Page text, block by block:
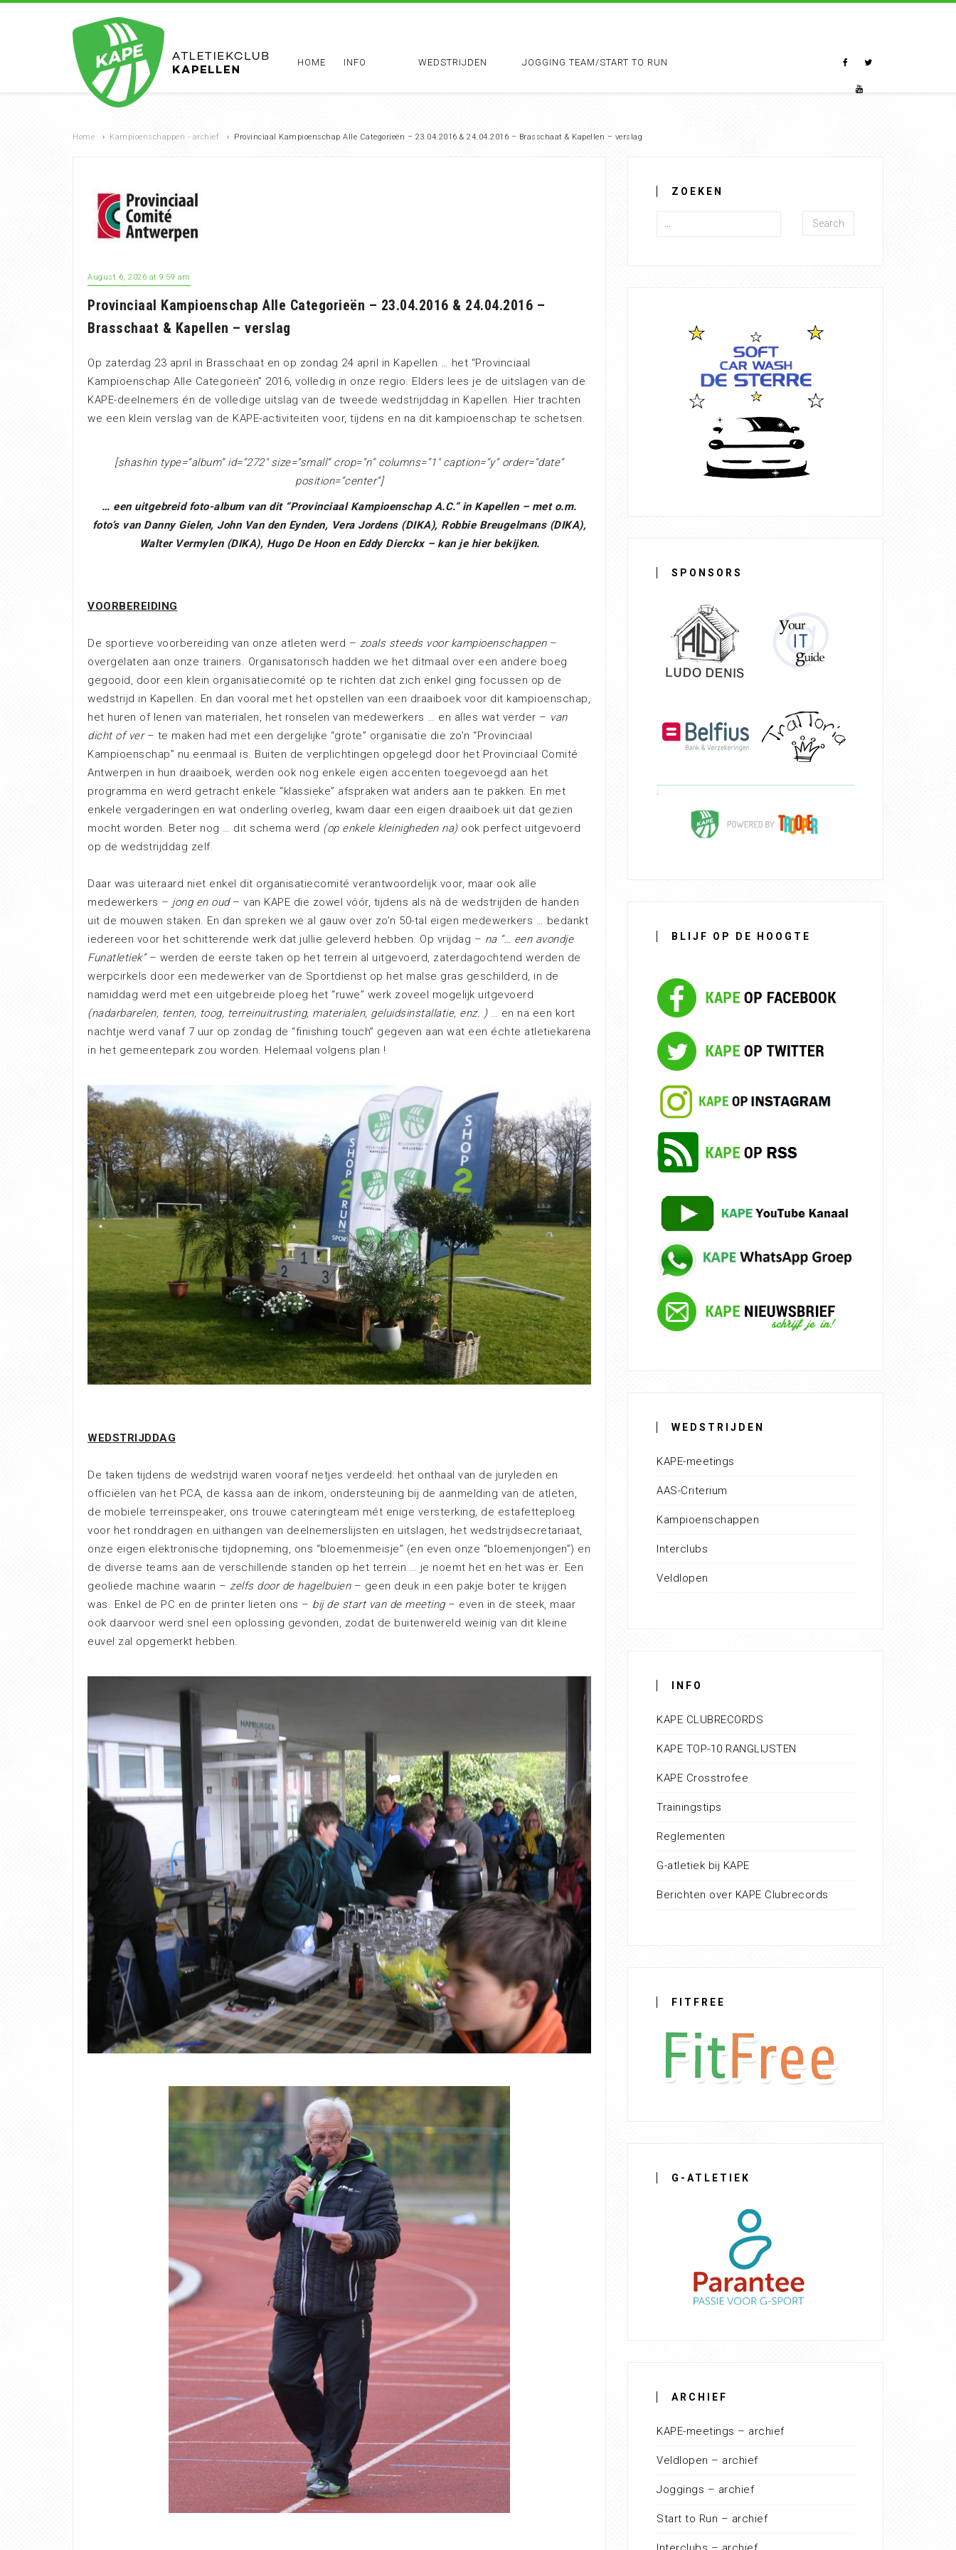
HOME INFO WEDSTRIJDEN JOGGING TEAM/START TO RUN
Home › Kampioenschappen - archief › Provinciaal Kampioenschap Alle Categorieën – 23.04.2016 & 24.04.2016 – Brasschaat & Kapellen – verslag
August 6, 2026 at 9:59 am
Provinciaal Kampioenschap Alle Categorieën – 23.04.2016 & 24.04.2016 –
Brasschaat & Kapellen – verslag
Op zaterdag 23 april in Brasschaat en op zondag 24 april in Kapellen … het “Provinciaal
Kampioenschap Alle Categorieën” 2016, volledig in onze regio. Elders lees je de uitslagen van de
KAPE-deelnemers én de volledige uitslag van de tweede wedstrijddag in Kapellen. Hier trachten
we een klein verslag van de KAPE-activiteiten voor, tijdens en na dit kampioenschap te schetsen.
[shashin type=”album” id=”272″ size=”small” crop=”n” columns=”1″ caption=”y” order=”date”
position=”center”]
… een uitgebreid foto-album van dit “Provinciaal Kampioenschap A.C.” in Kapellen – met o.m.
foto’s van Danny Gielen, John Van den Eynden, Vera Jordens (DIKA), Robbie Breugelmans (DIKA),
Walter Vermylen (DIKA), Hugo De Hoon en Eddy Dierckx – kan je hier bekijken.
VOORBEREIDING
De sportieve voorbereiding van onze atleten werd – zoals steeds voor kampioenschappen–
overgelaten aan onze trainers. Organisatorisch hadden we het ditmaal over een andere boeg
gegooid, door een klein organisatiecomité op te richten dat zich enkel ging focussen op de
wedstrijd in Kapellen. En dan vooral met het opstellen van een draaiboek voor dit kampioenschap,
het huren of lenen van materialen, het ronselen van medewerkers … en alles wat verder – van
dicht of ver– te maken had met een dergelijke “grote” organisatie die zo’n “Provinciaal
Kampioenschap” nu eenmaal is. Buiten de verplichtingen opgelegd door het Provinciaal Comité
Antwerpen in hun draaiboek, werden ook nog enkele eigen accenten toegevoegd aan het
programma en werd getracht enkele “klassieke” afspraken wat anders aan te pakken. En met
enkele vergaderingen en wat onderling overleg, kwam daar een eigen draaiboek uit dat gezien
mocht worden. Beter nog … dit schema werd (op enkele kleinigheden na)ook perfect uitgevoerd
op de wedstrijddag zelf.
Daar was uiteraard niet enkel dit organisatiecomité verantwoordelijk voor, maar ook alle
medewerkers – jong en oud– van KAPE die zowel vóór, tijdens als nà de wedstrijden de handen
uit de mouwen staken. En dan spreken we al gauw over zo’n 50-tal eigen medewerkers … bedankt
iedereen voor het schitterende werk dat jullie geleverd hebben. Op vrijdag – na “… een avondje
Funatletiek”– werden de eerste taken op het terrein al uitgevoerd, zaterdagochtend werden de
werpcirkels door een medewerker van de Sportdienst op het malse gras geschilderd, in de
namiddag werd met een uitgebreide ploeg het “ruwe” werk zoveel mogelijk uitgevoerd
(nadarbarelen, tenten, toog, terreinuitrusting, materialen, geluidsinstallatie, enz. )… en na een kort
nachtje werd vanaf 7 uur op zondag de “finishing touch” gegeven aan wat een échte atletiekarena
in het gemeentepark zou worden. Helemaal volgens plan !
WEDSTRIJDDAG
De taken tijdens de wedstrijd waren vooraf netjes verdeeld: het onthaal van de juryleden en
officiëlen van het PCA, de kassa aan de inkom, ondersteuning bij de aanmelding van de atleten,
de mobiele terreinspeaker, ons trouwe cateringteam mét enige versterking, de estafetteploeg
voor het ronddragen en uithangen van deelnemerslijsten en uitslagen, het wedstrijdsecretariaat,
onze eigen elektronische tijdopneming, ons “bloemenmeisje” (en even onze “bloemenjongen”) en
de diverse teams aan de verschillende standen op het terrein … je noemt het en het was er. Een
geoliede machine waarin – zelfs door de hagelbuien– geen deuk in een pakje boter te krijgen
was. Enkel de PC en de printer lieten ons – bij de start van de meeting– even in de steek, maar
ook daarvoor werd snel een oplossing gevonden, zodat de buitenwereld weinig van dit kleine
euvel zal opgemerkt hebben.
ZOEKEN
Search
SPONSORS
BLIJF OP DE HOOGTE
WEDSTRIJDEN
KAPE-meetings
AAS-Criterium
Kampioenschappen
Interclubs
Veldlopen
INFO
KAPE CLUBRECORDS
KAPE TOP-10 RANGLIJSTEN
KAPE Crosstrofee
Trainingstips
Reglementen
G-atletiek bij KAPE
Berichten over KAPE Clubrecords
FITFREE
G-ATLETIEK
ARCHIEF
KAPE-meetings – archief
Veldlopen – archief
Joggings – archief
Start to Run – archief